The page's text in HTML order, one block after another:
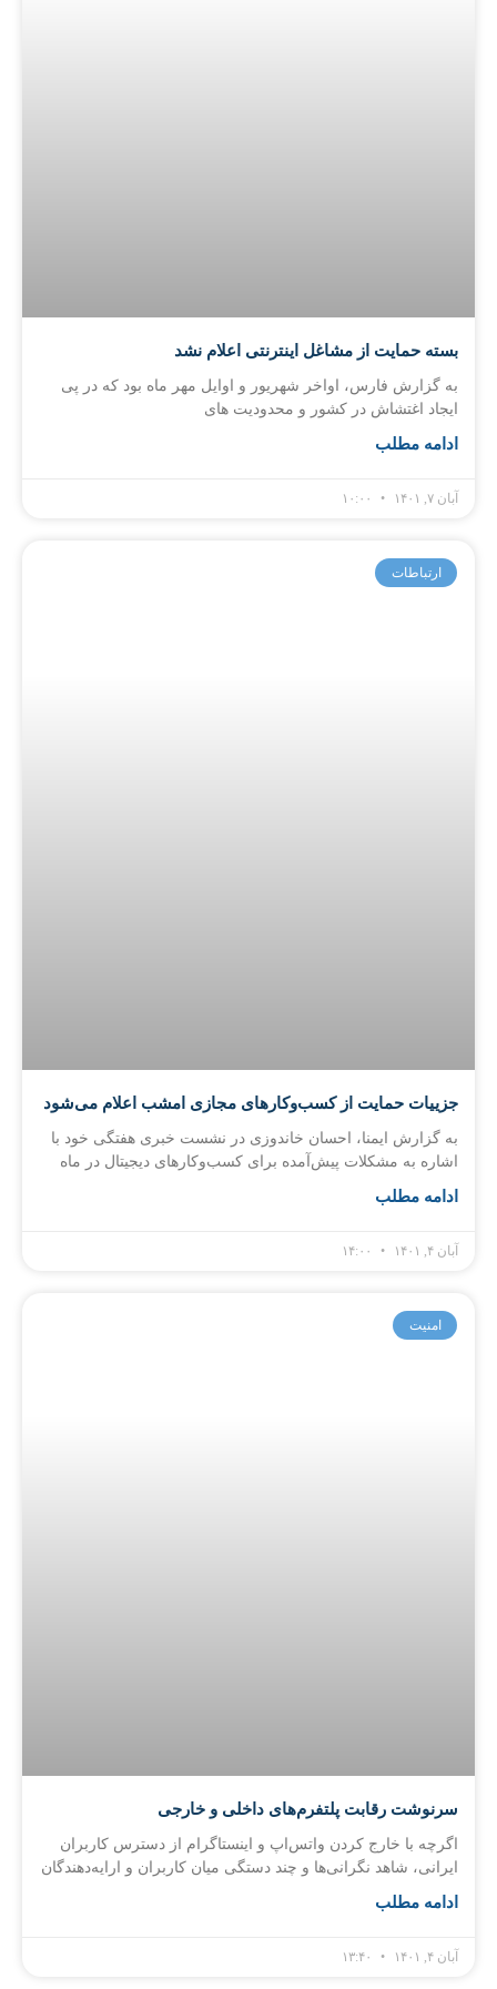
بسته‌ حمایت از مشاغل اینترنتی اعلام نشد
به گزارش فارس، اواخر شهریور و اوایل مهر ماه بود که در پی
ایجاد اغتشاش در کشور و محدودیت های
ادامه مطلب
آبان ۷, ۱۴۰۱
ارتباطات
جزییات حمایت از کسب‌وکارهای مجازی امشب اعلام می‌شود
به گزارش ایمنا، احسان خاندوزی در نشست خبری هفتگی خود با
اشاره به مشکلات پیش‌آمده برای کسب‌وکارهای دیجیتال در ماه
ادامه مطلب
آبان ۴, ۱۴۰۱
امنیت
سرنوشت رقابت پلتفرم‌های داخلی و خارجی
اگرچه با خارج کردن واتس‌اپ و اینستاگرام از دسترس کاربران
ایرانی، شاهد نگرانی‌ها و چند دستگی میان کاربران و ارایه‌دهندگان
ادامه مطلب
آبان ۴, ۱۴۰۱